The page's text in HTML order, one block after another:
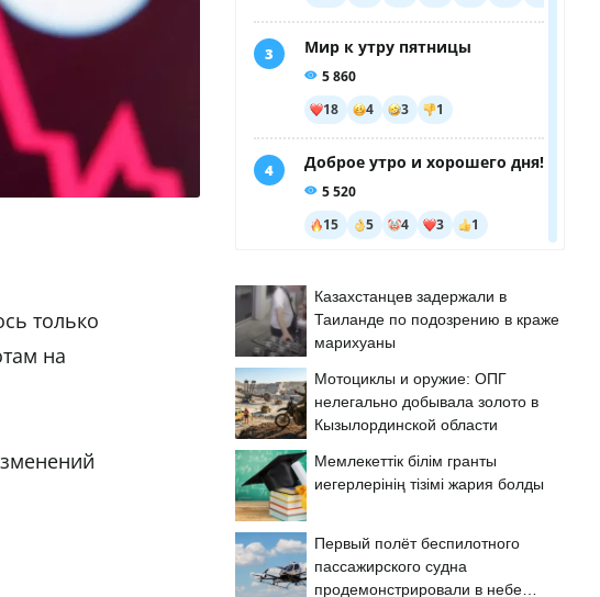
только
на
Казахстанцев задержали в
Таиланде по подозрению в краже
марихуаны
Мотоциклы и оружие: ОПГ
нелегально добывала золото в
Кызылординской области
Мемлекеттік білім гранты
иегерлерінің тізімі жария болды
Первый полёт беспилотного
пассажирского судна
продемонстрировали в небе